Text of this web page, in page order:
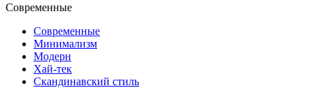
Современные
Современные
Минимализм
Модерн
Хай-тек
Скандинавский стиль